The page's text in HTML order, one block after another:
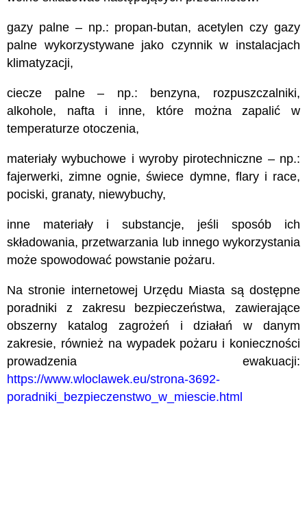
gazy palne – np.: propan-butan, acetylen czy gazy
palne wykorzystywane jako czynnik w instalacjach
klimatyzacji,
ciecze palne – np.: benzyna, rozpuszczalniki,
alkohole, nafta i inne, które można zapalić w
temperaturze otoczenia,
materiały wybuchowe i wyroby pirotechniczne – np.:
fajerwerki, zimne ognie, świece dymne, flary i race,
pociski, granaty, niewybuchy,
inne materiały i substancje, jeśli sposób ich
składowania, przetwarzania lub innego wykorzystania
może spowodować powstanie pożaru.
Na stronie internetowej Urzędu Miasta są dostępne
poradniki z zakresu bezpieczeństwa, zawierające
obszerny katalog zagrożeń i działań w danym
zakresie, również na wypadek pożaru i konieczności
prowadzenia ewakuacji:
https://www.wloclawek.eu/strona-3692-
poradniki_bezpieczenstwo_w_miescie.html